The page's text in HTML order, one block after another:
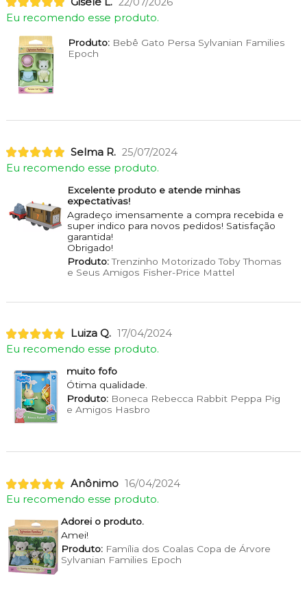
Eu recomendo esse produto.
Produto:Bebê Gato Persa Sylvanian Families
Epoch
Selma R. 25/07/2024
Eu recomendo esse produto.
Excelente produto e atende minhas
expectativas!
Agradeço imensamente a compra recebida e
super indico para novos pedidos! Satisfação
garantida!
Obrigado!
Produto:Trenzinho Motorizado Toby Thomas
e Seus Amigos Fisher-Price Mattel
Luiza Q. 17/04/2024
Eu recomendo esse produto.
muito fofo
Ótima qualidade.
Produto:Boneca Rebecca Rabbit Peppa Pig
e Amigos Hasbro
Anônimo 16/04/2024
Eu recomendo esse produto.
Adorei o produto.
Amei!
Produto:Família dos Coalas Copa de Árvore
Sylvanian Families Epoch